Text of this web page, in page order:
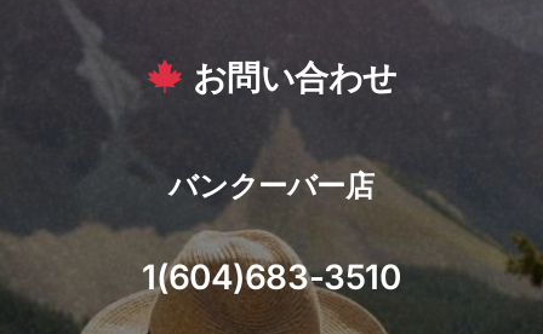
お問い合わせ
バンクーバー店
1(604)683-3510